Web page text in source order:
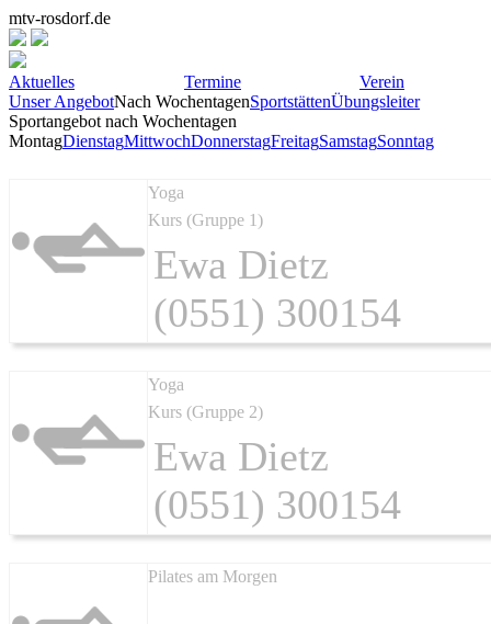
mtv-rosdorf.de
Aktuelles Termine
Verein
Unser AngebotNach WochentagenSportstättenÜbungsleiter
Sportangebot nach Wochentagen
MontagDienstagMittwochDonnerstagFreitagSamstagSonntag
Yoga
Kurs (Gruppe 1)
Ewa Dietz
(0551) 300154
Yoga
Kurs (Gruppe 2)
Ewa Dietz
(0551) 300154
Pilates am Morgen